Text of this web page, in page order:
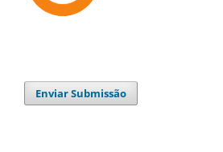
Enviar Submissão